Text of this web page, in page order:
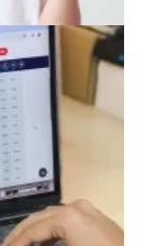
Tiga
Dicari